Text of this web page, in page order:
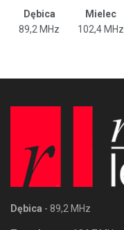
Dębica Mielec
89,2 MHz
102,4 MHz
Dębica - 89,2 MHz